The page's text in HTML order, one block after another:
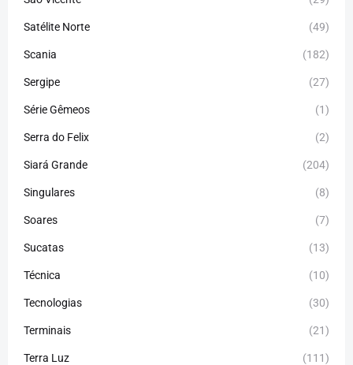
Satélite Norte (49)
Scania (182)
Sergipe (27)
Série Gêmeos (1)
Serra do Felix (2)
Siará Grande (204)
Singulares (8)
Soares (7)
Sucatas (13)
Técnica (10)
Tecnologias (30)
Terminais (21)
Terra Luz (111)